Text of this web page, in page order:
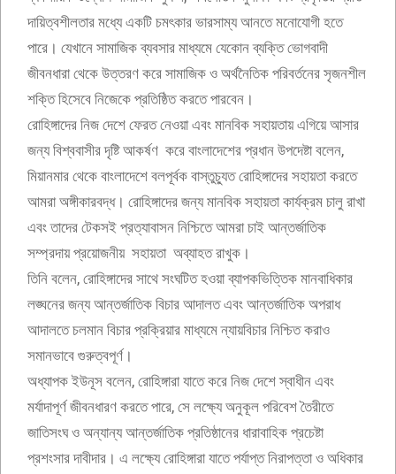
দায়িত্বশীলতার মধ্যে একটি চমৎকার ভারসাম্য আনতে মনোযোগী হতে
পারে। যেখানে সামাজিক ব্যবসার মাধ্যমে যেকোন ব্যক্তি ভোগবাদী
জীবনধারা থেকে উত্তরণ করে সামাজিক ও অর্থনৈতিক পরিবর্তনের সৃজনশীল
শক্তি হিসেবে নিজেকে প্রতিষ্ঠিত করতে পারবেন।
রোহিঙ্গাদের নিজ দেশে ফেরত নেওয়া এবং মানবিক সহায়তায় এগিয়ে আসার
জন্য বিশ্ববাসীর দৃষ্টি আকর্ষণ করে বাংলাদেশের প্রধান উপদেষ্টা বলেন,
মিয়ানমার থেকে বাংলাদেশে বলপূর্বক বাস্তুচ্যুত রোহিঙ্গাদের সহায়তা করতে
আমরা অঙ্গীকারবদ্ধ। রোহিঙ্গাদের জন্য মানবিক সহায়তা কার্যক্রম চালু রাখা
এবং তাদের টেকসই প্রত্যাবাসন নিশ্চিতে আমরা চাই আন্তর্জাতিক
সম্প্রদায় প্রয়োজনীয় সহায়তা অব্যাহত রাখুক।
তিনি বলেন, রোহিঙ্গাদের সাথে সংঘটিত হওয়া ব্যাপকভিত্তিক মানবাধিকার
লঙ্ঘনের জন্য আন্তর্জাতিক বিচার আদালত এবং আন্তর্জাতিক অপরাধ
আদালতে চলমান বিচার প্রক্রিয়ার মাধ্যমে ন্যায়বিচার নিশ্চিত করাও
সমানভাবে গুরুত্বপূর্ণ।
অধ্যাপক ইউনূস বলেন, রোহিঙ্গারা যাতে করে নিজ দেশে স্বাধীন এবং
মর্যাদাপূর্ণ জীবনধারণ করতে পারে, সে লক্ষ্যে অনুকূল পরিবেশ তৈরীতে
জাতিসংঘ ও অন্যান্য আন্তর্জাতিক প্রতিষ্ঠানের ধারাবাহিক প্রচেষ্টা
প্রশংসার দাবীদার। এ লক্ষ্যে রোহিঙ্গারা যাতে পর্যাপ্ত নিরাপত্তা ও অধিকার